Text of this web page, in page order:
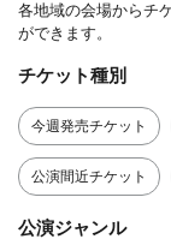
各地域の会場からチ
ができます。
チケット種別
今週発売チケット
公演間近チケット
公演ジャンル